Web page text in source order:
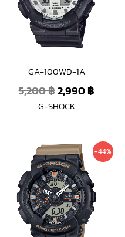
GA-100WD-1A
5,200฿2,990฿
G-SHOCK
-44%
Original
price
was:
5,900 ฿.
price
3,290